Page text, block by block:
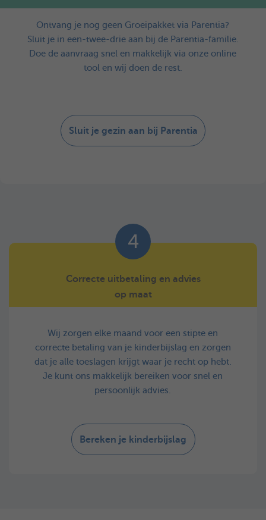
Ontvang je nog geen Groeipakket via Parentia?​
Sluit je in een-twee-drie aan bij de Parentia-familie.
Doe de aanvraag snel en makkelijk via onze online
tool en wij doen de rest.
Sluit je gezin aan bij Parentia
4
Correcte uitbetaling en advies
op maat
Wij zorgen elke maand voor een stipte en
correcte betaling van je kinderbijslag en zorgen
dat je alle toeslagen krijgt waar je recht op hebt.
Je kunt ons makkelijk bereiken voor snel en
persoonlijk advies.
Bereken je kinderbijslag